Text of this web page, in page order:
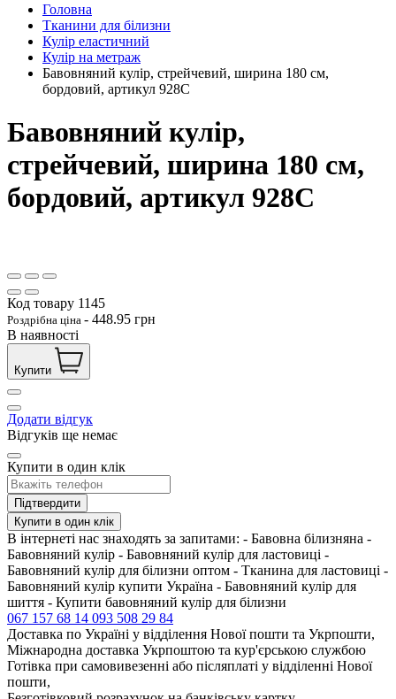
Головна
Тканини для білизни
Кулір еластичний
Кулір на метраж
Бавовняний кулір, стрейчевий, ширина 180 см,
бордовий, артикул 928С
Бавовняний кулір,
стрейчевий, ширина 180 см,
бордовий, артикул 928С
Код товару 1145
Роздрібна ціна - 448.95 грн
В наявності
Купити
Додати відгук
Відгуків ще немає
Купити в один клік
Підтвердити
Купити в один клік
В інтернеті нас знаходять за запитами: - Бавовна білизняна -
Бавовняний кулір - Бавовняний кулір для ластовиці -
Бавовняний кулір для білизни оптом - Тканина для ластовиці -
Бавовняний кулір купити Україна - Бавовняний кулір для
шиття - Купити бавовняний кулір для білизни
067 157 68 14 093 508 29 84
Доставка по Україні у відділення Нової пошти та Укрпошти,
Міжнародна доставка Укрпоштою та кур'єрською службою
Готівка при самовивезенні або післяплаті у відділенні Нової
пошти,